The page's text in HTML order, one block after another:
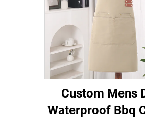
Custom Mens
Waterproof Bbq